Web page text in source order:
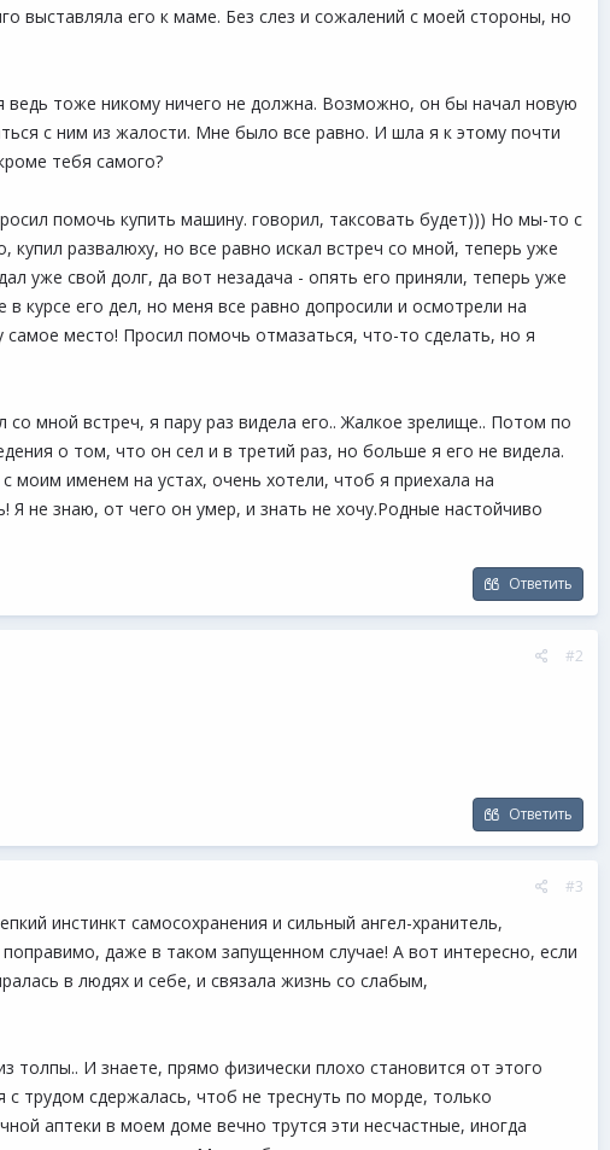
выставляла его к маме. Без слез и сожалений с моей стороны, но
ведь тоже никому ничего не должна. Возможно, он бы начал новую
с ним из жалости. Мне было все равно. И шла я к этому почти
тебя самого?
помочь купить машину. говорил, таксовать будет))) Но мы-то с
развалюху, но все равно искал встреч со мной, теперь уже
уже свой долг, да вот незадача - опять его приняли, теперь уже
курсе его дел, но меня все равно допросили и осмотрели на
место! Просил помочь отмазаться, что-то сделать, но я
мной встреч, я пару раз видела его.. Жалкое зрелище.. Потом по
о том, что он сел и в третий раз, но больше я его не видела.
моим именем на устах, очень хотели, чтоб я приехала на
не знаю, от чего он умер, и знать не хочу.Родные настойчиво
Ответить
#2
Ответить
#3
инстинкт самосохранения и сильный ангел-хранитель,
даже в таком запущенном случае! А вот интересно, если
в людях и себе, и связала жизнь со слабым,
И знаете, прямо физически плохо становится от этого
трудом сдержалась, чтоб не треснуть по морде, только
аптеки в моем доме вечно трутся эти несчастные, иногда